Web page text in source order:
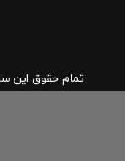
تمام حقوق این